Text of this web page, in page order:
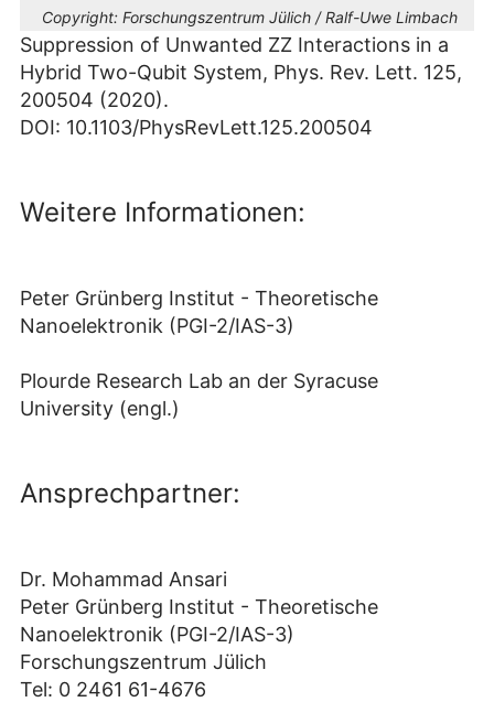
Copyright: Forschungszentrum Jülich / Ralf-Uwe Limbach
Suppression of Unwanted ZZ Interactions in a
Hybrid Two-Qubit System, Phys. Rev. Lett. 125,
200504 (2020).
DOI: 10.1103/PhysRevLett.125.200504
Weitere Informationen:
Peter Grünberg Institut - Theoretische
Nanoelektronik (PGI-2/IAS-3)
Plourde Research Lab an der Syracuse
University (engl.)
Ansprechpartner:
Dr. Mohammad Ansari
Peter Grünberg Institut - Theoretische
Nanoelektronik (PGI-2/IAS-3)
Forschungszentrum Jülich
Tel: 0 2461 61-4676